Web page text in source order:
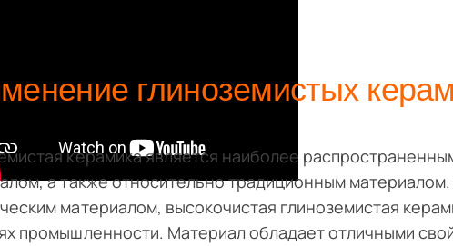
глиноземистых
керамика является наиболее
а также относительно традиционным
материалом, высокочистая глиноземистая
промышленности. Материал обладает отличными